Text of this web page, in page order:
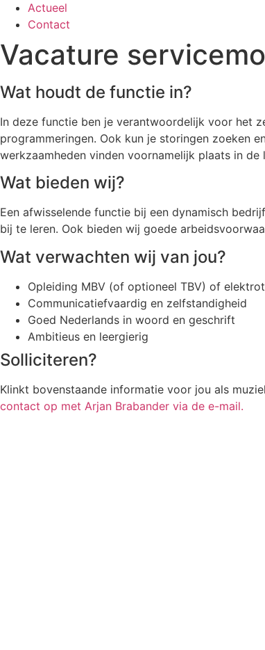
Actueel
Contact
Vacature
Wat houdt de functie in?
In deze functie ben je verantwoordelijk voor het
programmeringen. Ook kun je storingen zoeken
werkzaamheden vinden voornamelijk plaats in de
Wat bieden wij?
Een afwisselende functie bij een dynamisch
bij te leren. Ook bieden wij goede
Wat verwachten wij van jou?
Opleiding MBV (of optioneel TBV) of
Communicatiefvaardig en zelfstandigheid
Goed Nederlands in woord en geschrift
Ambitieus en leergierig
Solliciteren?
Klinkt bovenstaande informatie voor jou als
contact op met Arjan Brabander via de e-mail.